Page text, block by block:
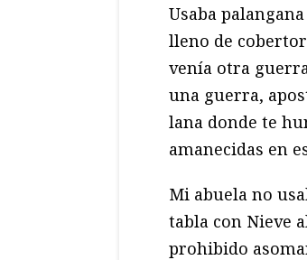
Usaba
lleno de
venía otra
una guerra,
lana donde te
amanecidas en
Mi abuela no
tabla con Nieve
prohibido